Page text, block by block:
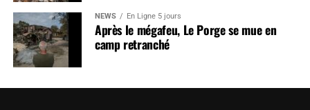
NEWS En Ligne 5 jours
Après le mégafeu, Le Porge se mue en
camp retranché